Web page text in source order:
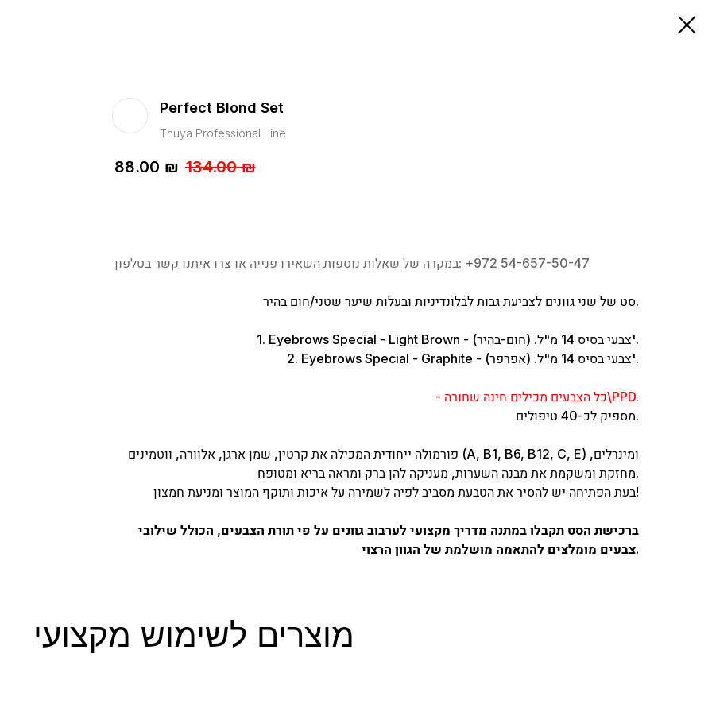
Perfect Blond Set
Thuya Professional Line
88.00 ₪ 134.00 ₪
במקרה של שאלות נוספות השאירו פנייה או צרו איתנו קשר בטלפון: ‎+972 54-657-50-47
סט של שני גוונים לצביעת גבות לבלונדיניות ובעלות שיער שטני/חום בהיר.
1. Eyebrows Special - Light Brown - צבעי בסיס 14 מ"ל. (חום-בהיר)'.
2. Eyebrows Special - Graphite - צבעי בסיס 14 מ"ל. (אפרפר)'.
- כל הצבעים מכילים חינה שחורה\PPD.
מספיק לכ-40 טיפולים.
פורמולה ייחודית המכילה את קרטין, שמן ארגן, אלוורה, ווטמינים (A, B1, B6, B12, C, E) ומינרלים,
מחזקת ומשקמת את מבנה השערות, מעניקה להן ברק ומראה בריא ומטופח.
בעת הפתיחה יש להסיר את הטבעת מסביב לפיה לשמירה על איכות ותוקף המוצר ומניעת חמצון!
ברכישת הסט תקבלו במתנה מדריך מקצועי לערבוב גוונים על פי תורת הצבעים, הכולל שילובי
צבעים מומלצים להתאמה מושלמת של הגוון הרצוי.
מוצרים לשימוש מקצועי